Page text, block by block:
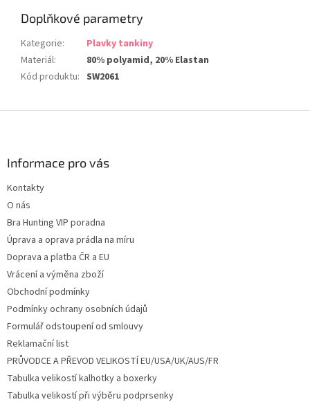
Doplňkové parametry
Kategorie:
Plavky tankiny
Materiál:
80% polyamid, 20% Elastan
Kód produktu: SW2061
Informace pro vás
Kontakty
O nás
Bra Hunting VIP poradna
Úprava a oprava prádla na míru
Doprava a platba ČR a EU
Vrácení a výměna zboží
Obchodní podmínky
Podmínky ochrany osobních údajů
Formulář odstoupení od smlouvy
Reklamační list
PRŮVODCE A PŘEVOD VELIKOSTÍ EU/USA/UK/AUS/FR
Tabulka velikostí kalhotky a boxerky
Tabulka velikostí při výběru podprsenky